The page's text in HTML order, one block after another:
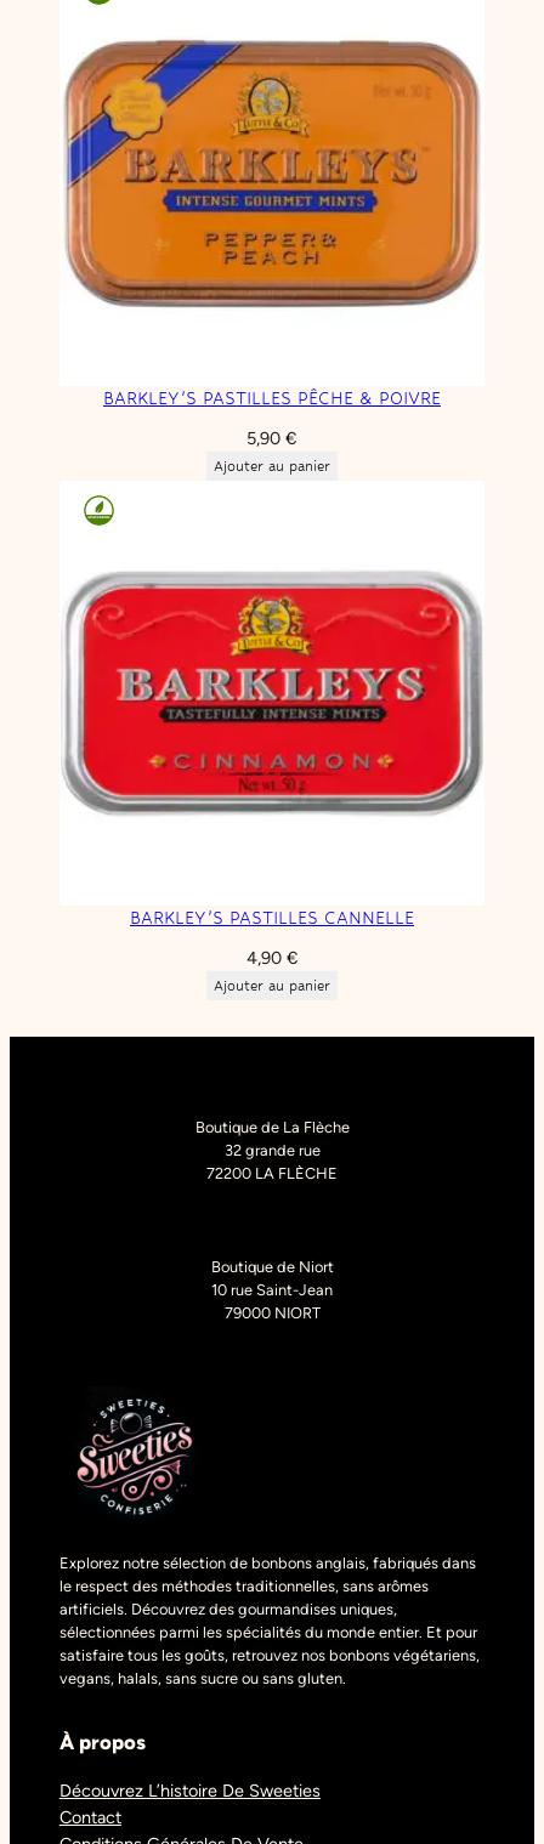
BARKLEY’S PASTILLES PÊCHE & POIVRE
5,90 €
Ajouter au panier
BARKLEY’S PASTILLES CANNELLE
4,90 €
Ajouter au panier
Boutique de La Flèche
32 grande rue
72200 LA FLÈCHE
Boutique de Niort
10 rue Saint-Jean
79000 NIORT
Explorez notre sélection de bonbons anglais, fabriqués dans
le respect des méthodes traditionnelles, sans arômes
artificiels. Découvrez des gourmandises uniques,
sélectionnées parmi les spécialités du monde entier. Et pour
satisfaire tous les goûts, retrouvez nos bonbons végétariens,
vegans, halals, sans sucre ou sans gluten.
À propos
Découvrez L’histoire De Sweeties
Contact